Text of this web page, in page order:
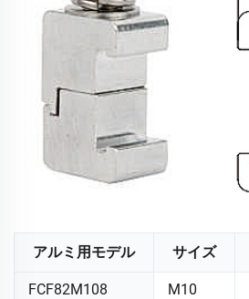
アルミ用モデル サイズ
FCF82M108 M10